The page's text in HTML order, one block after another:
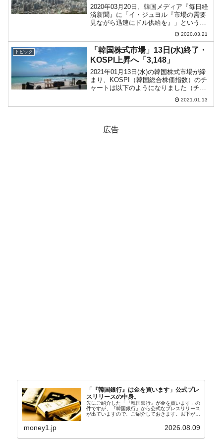
2020年03月20日、韓国メディア『毎日経
済新聞』に「イ・ジュヨル『市場の需要
見ながら迅速にドル供給を』」という記
事が出ました。この中で、韓国銀行の李
柱烈(イ・ジュヨル)総裁の「日本をはじめ
とする主要国間の通貨スワップも外国為
替市場安全弁...
2020.03.21
トピック
「韓国株式市場」13日(水)終了・
KOSPI上昇へ「3,148」
2021年01月13日(水)の韓国株式市場が締
まり、KOSPI（韓国総合株価指数）のチ
ャートは以下のようになりました（チャ
ートは『Investing.com』より引用）。陽
線で締まりました。株高進行です。
2021.01.13
広告
「『韓国銀行』は金を買います」公式プレ
スリリースの中身。
先にご紹介した「『韓国銀行』が金を買います」の
件ですが、『韓国銀行』から公式なプレスリリース
が出ていますので、ご紹介しておきます。以下が全
れ協力体制を構築□『韓国銀行』は、国内生産金の
money1.jp 2026.08.09